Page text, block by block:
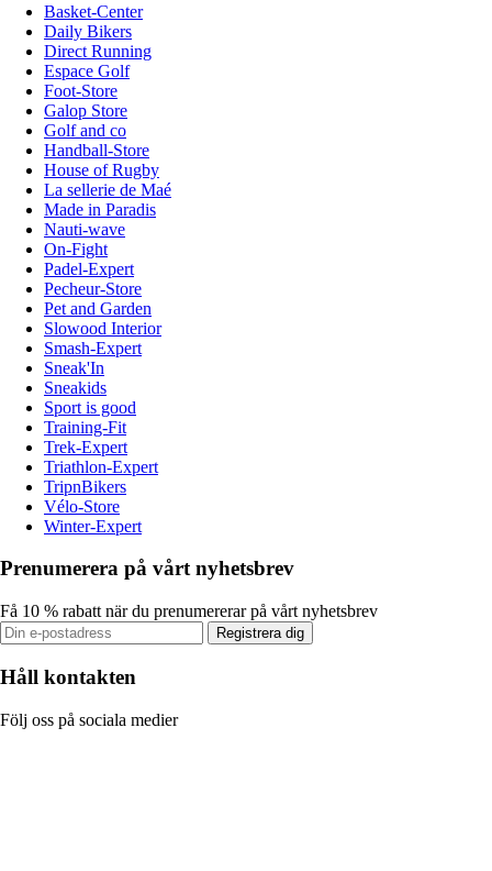
Basket-Center
Daily Bikers
Direct Running
Espace Golf
Foot-Store
Galop Store
Golf and co
Handball-Store
House of Rugby
La sellerie de Maé
Made in Paradis
Nauti-wave
On-Fight
Padel-Expert
Pecheur-Store
Pet and Garden
Slowood Interior
Smash-Expert
Sneak'In
Sneakids
Sport is good
Training-Fit
Trek-Expert
Triathlon-Expert
TripnBikers
Vélo-Store
Winter-Expert
Prenumerera på vårt nyhetsbrev
Få 10 % rabatt när du prenumererar på vårt nyhetsbrev
Registrera dig
Håll kontakten
Följ oss på sociala medier